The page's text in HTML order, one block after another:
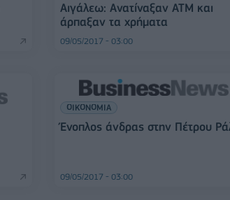
Αιγάλεω: Ανατίναξαν ΑΤΜ και
άρπαξαν τα χρήματα
09/05/2017 - 03:00
ΟΙΚΟΝΟΜΙΑ
Ένοπλος άνδρας στην Πέτρου
09/05/2017 - 03:00